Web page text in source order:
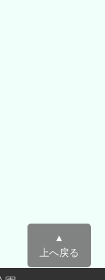
▲
上へ戻る